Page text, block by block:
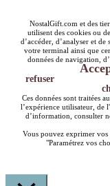
NostalGift.com et des
utilisent des cookies ou
d’accéder, d’analyser et
votre terminal ainsi que
données de navigation,
refuser
Ces données sont traitées
l’expérience utilisateur, de
d’information, consulter
Vous pouvez exprimer
"Paramétrez vos